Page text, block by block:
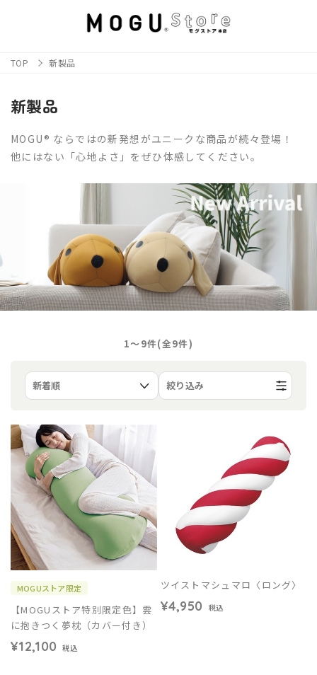
TOP 新製品
新製品
MOGU® ならではの新発想がユニークな商品が続々登場！
他にはない「心地よさ」をぜひ体感してください。
1〜9件(全9件)
絞り込み
MOGUストア限定
【MOGUストア特別限定色】雲
に抱きつく夢枕（カバー付き）
¥12,100 税込
ツイストマシュマロ〈ロング〉
¥4,950 税込